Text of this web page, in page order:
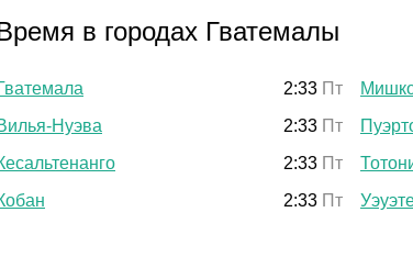
в городах Гватемалы
Гватемала 2:33 Пт
Нуэва
2:33 Пт
2:33 Пт
2:33 Пт